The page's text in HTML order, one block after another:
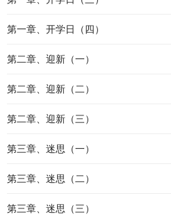
第一章、开学日（四）
第二章、迎新（一）
第二章、迎新（二）
第二章、迎新（三）
第三章、迷思（一）
第三章、迷思（二）
第三章、迷思（三）